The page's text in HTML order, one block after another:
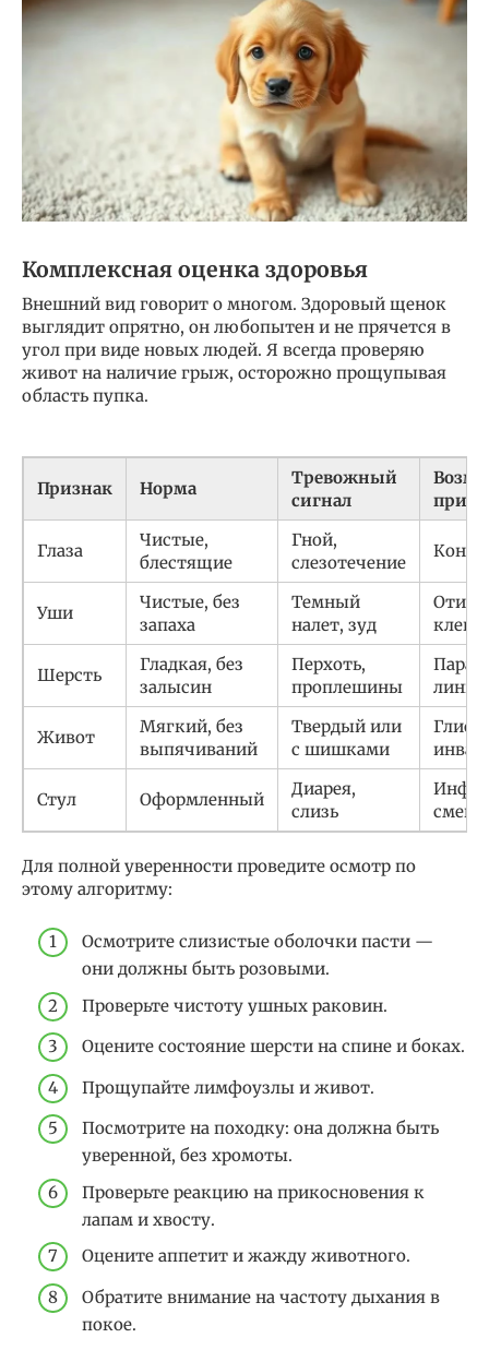
Комплексная оценка здоровья
Внешний вид говорит о многом. Здоровый щенок
выглядит опрятно, он любопытен и не прячется в
угол при виде новых людей. Я всегда проверяю
живот на наличие грыж, осторожно прощупывая
область пупка.
Признак Норма
Тревожный
сигнал
Глаза
Чистые,
блестящие
Гной,
слезотечение
Уши
Чистые, без
запаха
Темный
налет, зуд
Отит
клещи
Шерсть
Гладкая, без
залысин
Перхоть,
проплешины
Живот
Мягкий, без
выпячиваний
Твердый или
с шишками
Стул Оформленный
Диарея,
слизь
смена
Для полной уверенности проведите осмотр по
этому алгоритму:
Осмотрите слизистые оболочки пасти —
они должны быть розовыми.
Проверьте чистоту ушных раковин.
Оцените состояние шерсти на спине и боках.
Прощупайте лимфоузлы и живот.
Посмотрите на походку: она должна быть
уверенной, без хромоты.
Проверьте реакцию на прикосновения к
лапам и хвосту.
Оцените аппетит и жажду животного.
Обратите внимание на частоту дыхания в
покое.